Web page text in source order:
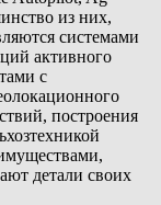
из них,
системами
активного
с
построения
детали своих